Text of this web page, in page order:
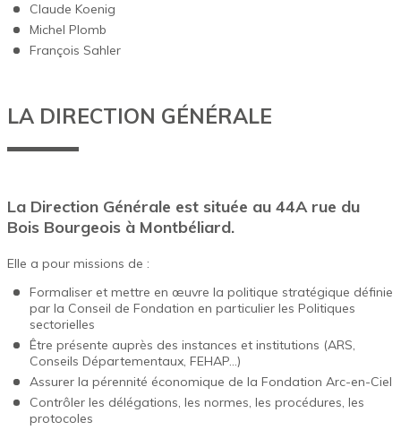
Claude Koenig
Michel Plomb
François Sahler
LA DIRECTION GÉNÉRALE
La Direction Générale est située au 44A rue du
Bois Bourgeois à Montbéliard.
Elle a pour missions de :
Formaliser et mettre en œuvre la politique stratégique définie
par la Conseil de Fondation en particulier les Politiques
sectorielles
Être présente auprès des instances et institutions (ARS,
Conseils Départementaux, FEHAP…)
Assurer la pérennité économique de la Fondation Arc-en-Ciel
Contrôler les délégations, les normes, les procédures, les
protocoles